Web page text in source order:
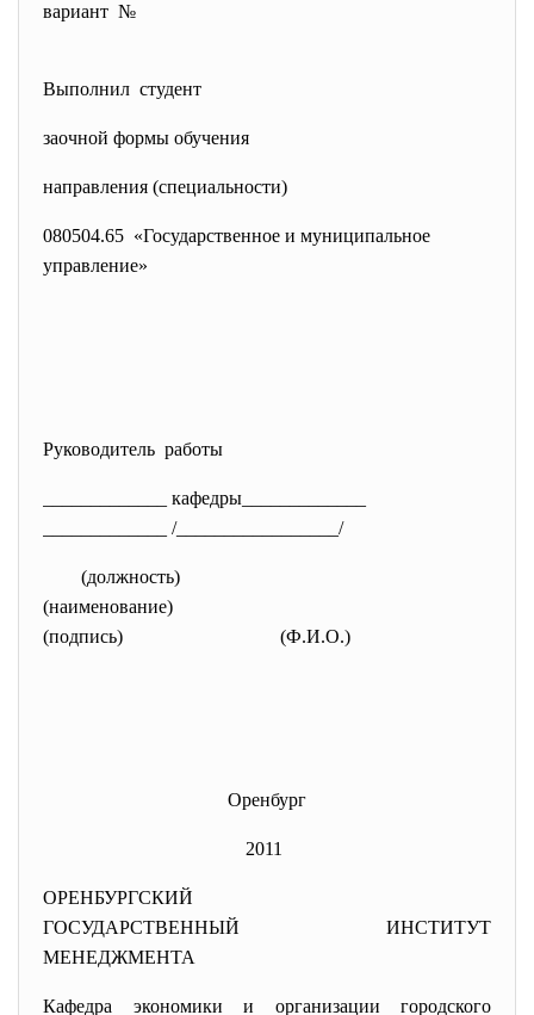
вариант №
Выполнил студент
заочной формы обучения
направления (специальности)
080504.65 «Государственное и муниципальное
управление»
Руководитель работы
_____________ кафедры_____________
_____________ /_________________/
(должность)
(наименование)
(подпись)
(Ф.И.О.)
Оренбург
2011
ОРЕНБУРГСКИЙ
ГОСУДАРСТВЕННЫЙ ИНСТИТУТ
МЕНЕДЖМЕНТА
Кафедра экономики и организации городского